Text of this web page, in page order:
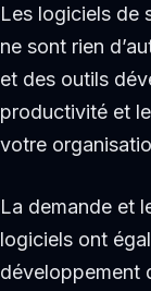
Les logiciels de
ne sont rien
et des outils
productivité et
votre
La demande et
logiciels ont
développement